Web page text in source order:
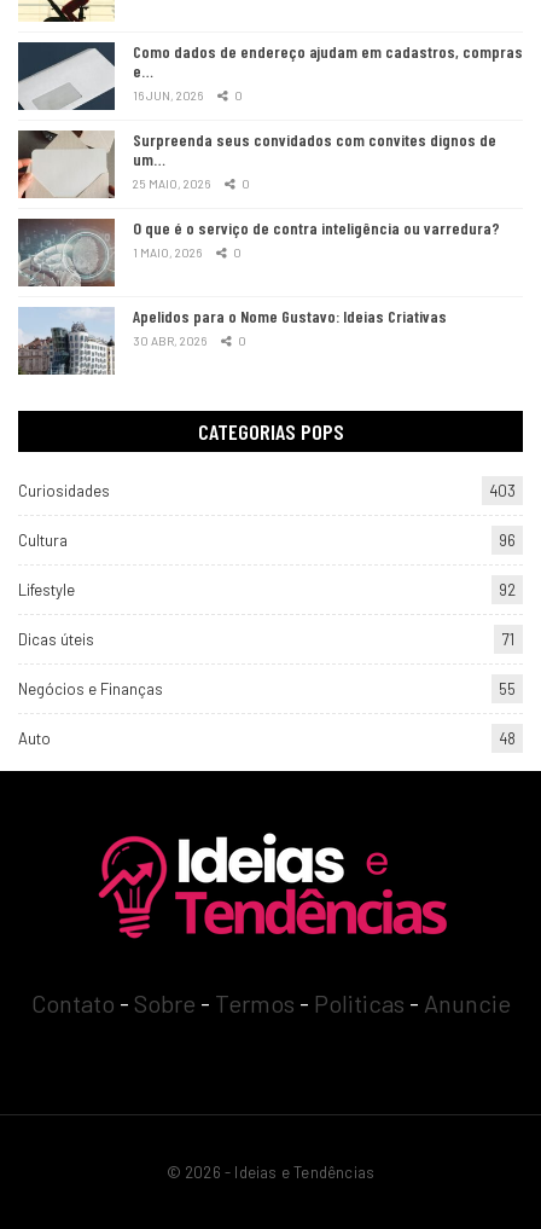
Como dados de endereço ajudam em cadastros, compras
e…
16 JUN, 2026 0
Surpreenda seus convidados com convites dignos de
um…
25 MAIO, 2026 0
O que é o serviço de contra inteligência ou varredura?
1 MAIO, 2026 0
Apelidos para o Nome Gustavo: Ideias Criativas
30 ABR, 2026 0
CATEGORIAS POPS
Curiosidades 403
Cultura 96
Lifestyle 92
Dicas úteis 71
Negócios e Finanças 55
Auto 48
Contato - Sobre - Termos - Politicas - Anuncie
© 2026 - Ideias e Tendências